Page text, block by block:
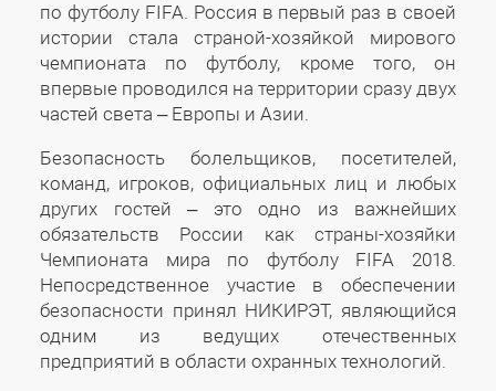
по футболу FIFA. Россия в первый раз в своей
истории стала страной-хозяйкой мирового
чемпионата по футболу, кроме того, он
впервые проводился на территории сразу двух
частей света – Европы и Азии.
Безопасность болельщиков, посетителей,
команд, игроков, официальных лиц и любых
других гостей – это одно из важнейших
обязательств России как страны-хозяйки
Чемпионата мира по футболу FIFA 2018.
Непосредственное участие в обеспечении
безопасности принял НИКИРЭТ, являющийся
одним из ведущих отечественных
предприятий в области охранных технологий.